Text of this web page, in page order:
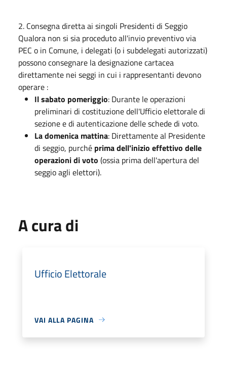
2. Consegna diretta ai singoli Presidenti di Seggio
Qualora non si sia proceduto all'invio preventivo via
PEC o in Comune, i delegati (o i subdelegati autorizzati)
possono consegnare la designazione cartacea
direttamente nei seggi in cui i rappresentanti devono
operare :
Il sabato pomeriggio: Durante le operazioni
preliminari di costituzione dell'Ufficio elettorale di
sezione e di autenticazione delle schede di voto.
La domenica mattina: Direttamente al Presidente
di seggio, purché prima dell'inizio effettivo delle
operazioni di voto (ossia prima dell'apertura del
seggio agli elettori).
A cura di
Ufficio Elettorale
VAI ALLA PAGINA